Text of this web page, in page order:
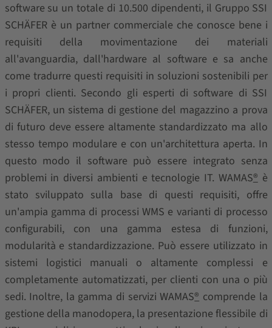
software su un totale di 10.500 dipendenti, il Gruppo SSI
SCHÄFER è un partner commerciale che conosce bene i
requisiti della movimentazione dei materiali
all'avanguardia, dall'hardware al software e sa anche
come tradurre questi requisiti in soluzioni sostenibili per
i propri clienti. Secondo gli esperti di software di SSI
SCHÄFER, un sistema di gestione del magazzino a prova
di futuro deve essere altamente standardizzato ma allo
stesso tempo modulare e con un'architettura aperta. In
questo modo il software può essere integrato senza
problemi in diversi ambienti e tecnologie IT. WAMAS®è
stato sviluppato sulla base di questi requisiti, offre
un'ampia gamma di processi WMS e varianti di processo
configurabili, con una gamma estesa di funzioni,
modularità e standardizzazione. Può essere utilizzato in
sistemi logistici manuali o altamente complessi e
completamente automatizzati, per clienti con una o più
sedi. Inoltre, la gamma di servizi WAMAS® comprende la
gestione della manodopera, la presentazione flessibile di